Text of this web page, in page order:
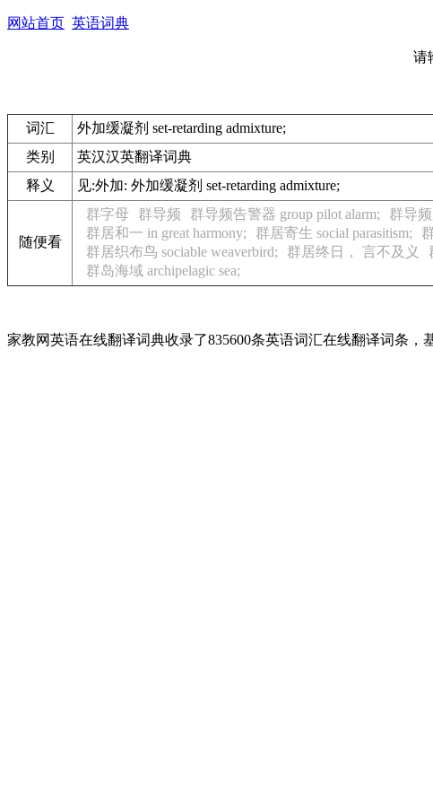
网站首页 英语词典
请
词汇
外加缓凝剂 set-retarding admixture;
类别
英汉汉英翻译词典
释义
见:外加: 外加缓凝剂 set-retarding admixture;
随便看
群字母 群导频 群导频告警器 group pilot alarm; 群导频
群居和一 in great harmony;
群居寄生 social parasitism;
群居织布鸟 sociable weaverbird;
群居终日， 言不及义
群岛海域 archipelagic sea;
家教网英语在线翻译词典收录了835600条英语词汇在线翻译词条